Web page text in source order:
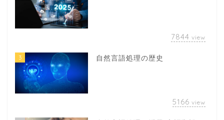
7844 view
3 自然言語処理の歴史
5166 view